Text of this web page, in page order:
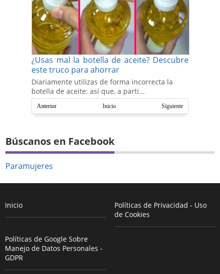
¿Usas mal la botella de aceite? Descubre
este truco para ahorrar
Diariamente utilizas de forma incorrecta la
botella de aceite: así que, a parti...
Anterior Siguiente
Inicio
Búscanos en Facebook
Paramujeres
Inicio
Políticas de Privacidad - Uso
de Cookies
Políticas de Google Sobre
Manejo de Datos Personales -
GDPR